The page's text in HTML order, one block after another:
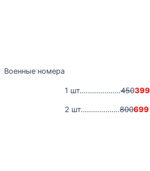
Военные номера
1 шт....................450399
2 шт...................800699